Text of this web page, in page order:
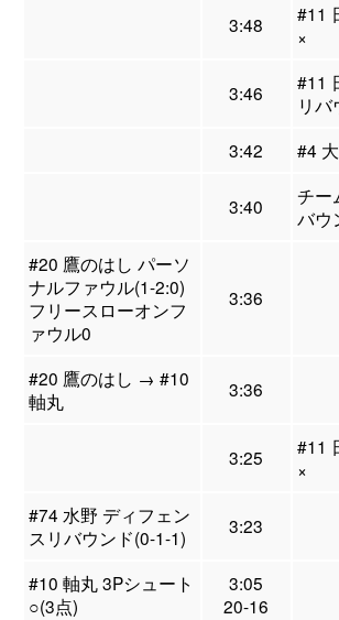
3:48
#11
×
3:46
#11
リバ
3:42
#4
3:40
チー
バウ
#20 鷹のはし パーソ
ナルファウル(1-2:0)
フリースローオンフ
ァウル0
3:36
#20 鷹のはし → #10
軸丸
3:36
3:25
#11
×
#74 水野 ディフェン
スリバウンド(0-1-1)
3:23
#10 軸丸 3Pシュート
○(3点)
3:05
20-16